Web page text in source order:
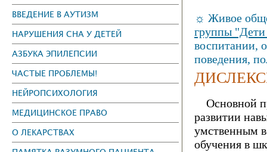
ВВЕДЕНИЕ В АУТИЗМ
НАРУШЕНИЯ СНА У ДЕТЕЙ
АЗБУКА ЭПИЛЕПСИИ
ЧАСТЫЕ ПРОБЛЕМЫ!
НЕЙРОПСИХОЛОГИЯ
МЕДИЦИНСКОЕ ПРАВО
О ЛЕКАРСТВАХ
☼ Живое
группы
воспитании,
поведения,
Основной
развитии
умственным
обучения в